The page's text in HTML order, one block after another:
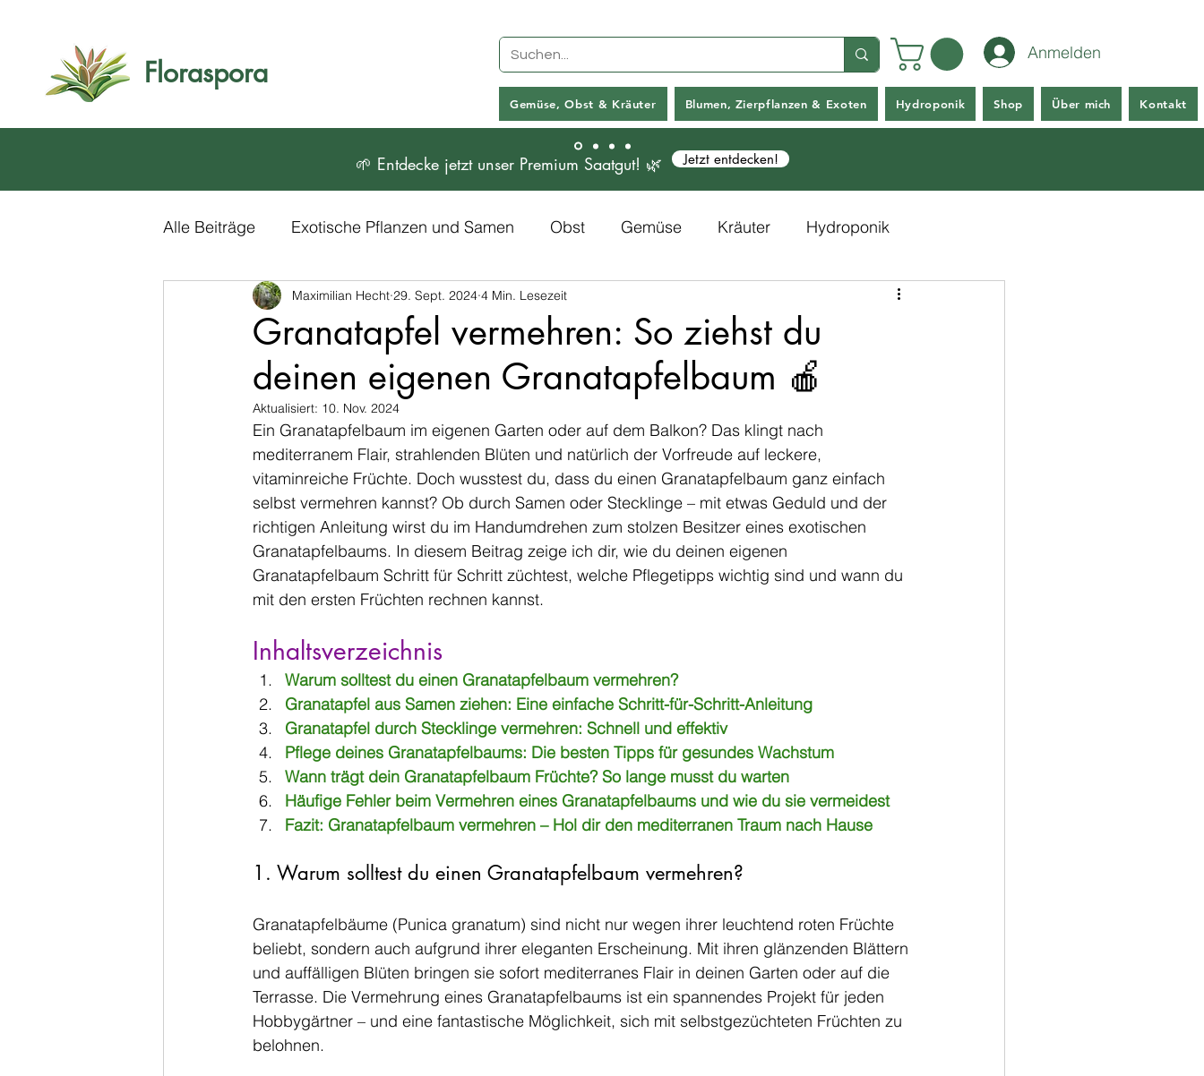
Floraspora
Anmelden
Gemüse, Obst & Kräuter Blumen, Zierpflanzen & Exoten Hydroponik Shop Über mich Kontakt
🌱 Entdecke jetzt unser Premium Saatgut! 🌿 Jetzt entdecken!
Alle Beiträge Exotische Pflanzen und Samen Obst Gemüse Kräuter Hydroponik
Blumen und Zierpflanzen Rezepte Kunstpflanzen
Granatapfel vermehren: So ziehst du
deinen eigenen Granatapfelbaum 🍎
Maximilian Hecht 29. Sept. 2024 4 Min. Lesezeit
Aktualisiert: 10. Nov. 2024
Ein Granatapfelbaum im eigenen Garten oder auf dem Balkon? Das klingt nach
mediterranem Flair, strahlenden Blüten und natürlich der Vorfreude auf leckere,
vitaminreiche Früchte. Doch wusstest du, dass du einen Granatapfelbaum ganz einfach
selbst vermehren kannst? Ob durch Samen oder Stecklinge – mit etwas Geduld und der
richtigen Anleitung wirst du im Handumdrehen zum stolzen Besitzer eines exotischen
Granatapfelbaums. In diesem Beitrag zeige ich dir, wie du deinen eigenen
Granatapfelbaum Schritt für Schritt züchtest, welche Pflegetipps wichtig sind und wann du
mit den ersten Früchten rechnen kannst.
Inhaltsverzeichnis
Warum solltest du einen Granatapfelbaum vermehren?
Granatapfel aus Samen ziehen: Eine einfache Schritt-für-Schritt-Anleitung
Granatapfel durch Stecklinge vermehren: Schnell und effektiv
Pflege deines Granatapfelbaums: Die besten Tipps für gesundes Wachstum
Wann trägt dein Granatapfelbaum Früchte? So lange musst du warten
Häufige Fehler beim Vermehren eines Granatapfelbaums und wie du sie vermeidest
Fazit: Granatapfelbaum vermehren – Hol dir den mediterranen Traum nach Hause
1. Warum solltest du einen Granatapfelbaum vermehren?
Granatapfelbäume (Punica granatum) sind nicht nur wegen ihrer leuchtend roten Früchte
beliebt, sondern auch aufgrund ihrer eleganten Erscheinung. Mit ihren glänzenden Blättern
und auffälligen Blüten bringen sie sofort mediterranes Flair in deinen Garten oder auf die
Terrasse. Die Vermehrung eines Granatapfelbaums ist ein spannendes Projekt für jeden
Hobbygärtner – und eine fantastische Möglichkeit, sich mit selbstgezüchteten Früchten zu
belohnen.